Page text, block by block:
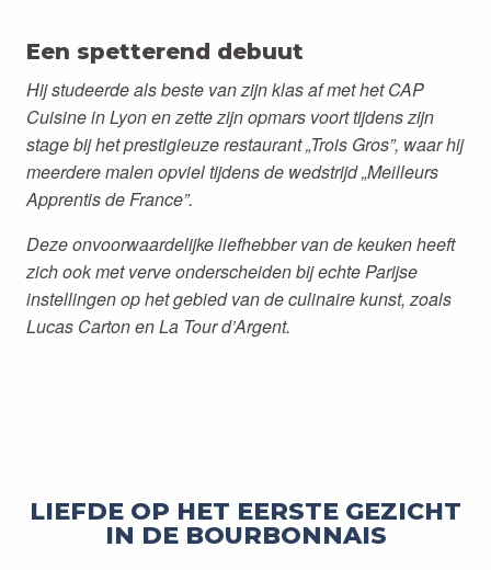
Een spetterend debuut
Hij studeerde als beste van zijn klas af met het CAP
Cuisine in Lyon en zette zijn opmars voort tijdens zijn
stage bij het prestigieuze restaurant „Trois Gros”, waar hij
meerdere malen opviel tijdens de wedstrijd „Meilleurs
Apprentis de France”.
Deze onvoorwaardelijke liefhebber van de keuken heeft
zich ook met verve onderscheiden bij echte Parijse
instellingen op het gebied van de culinaire kunst, zoals
Lucas Carton en La Tour d’Argent.
LIEFDE OP HET EERSTE GEZICHT
IN DE BOURBONNAIS